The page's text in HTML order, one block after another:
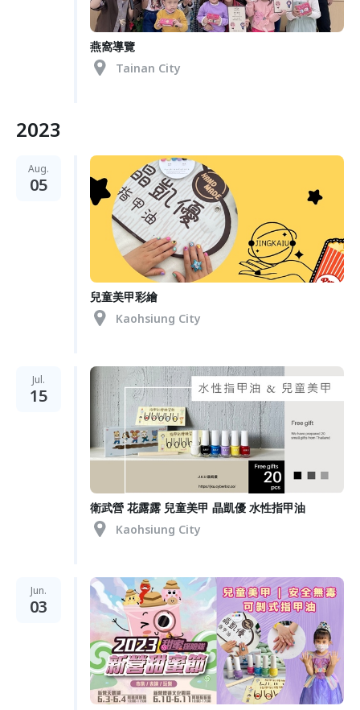
燕窩導覽
Tainan City
2023
Aug.
05
兒童美甲彩繪
Kaohsiung City
Jul.
15
衛武營 花露露 兒童美甲 晶凱優 水性指甲油
Kaohsiung City
Jun.
03